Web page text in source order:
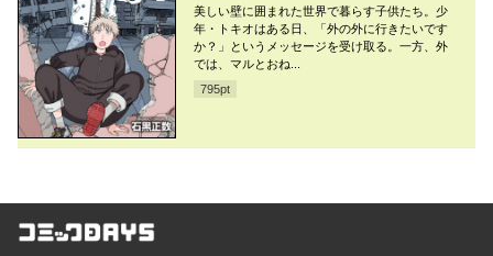
美しい壁に囲まれた世界で暮らす子供たち。少
年・トキオはある日、「外の外に行きたいです
か？」というメッセージを受け取る。一方、外
では、マルとおね...
795pt
コミックDAYS